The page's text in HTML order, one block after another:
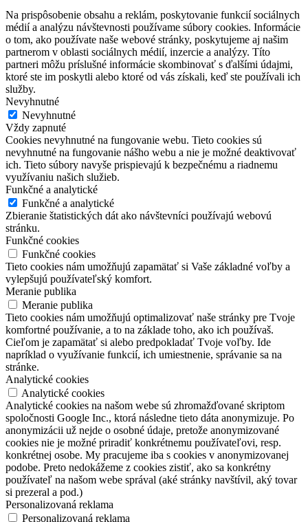
Na prispôsobenie obsahu a reklám, poskytovanie funkcií sociálnych
médií a analýzu návštevnosti používame súbory cookies. Informácie
o tom, ako používate naše webové stránky, poskytujeme aj našim
partnerom v oblasti sociálnych médií, inzercie a analýzy. Títo
partneri môžu príslušné informácie skombinovať s ďalšími údajmi,
ktoré ste im poskytli alebo ktoré od vás získali, keď ste používali ich
služby.
Nevyhnutné
Nevyhnutné
Vždy zapnuté
Cookies nevyhnutné na fungovanie webu. Tieto cookies sú
nevyhnutné na fungovanie nášho webu a nie je možné deaktivovať
ich. Tieto súbory navyše prispievajú k bezpečnému a riadnemu
využívaniu našich služieb.
Funkčné a analytické
Funkčné a analytické
Zbieranie štatistických dát ako návštevníci používajú webovú
stránku.
Funkčné cookies
Funkčné cookies
Tieto cookies nám umožňujú zapamätať si Vaše základné voľby a
vylepšujú používateľský komfort.
Meranie publika
Meranie publika
Tieto cookies nám umožňujú optimalizovať naše stránky pre Tvoje
komfortné používanie, a to na základe toho, ako ich používaš.
Cieľom je zapamätať si alebo predpokladať Tvoje voľby. Ide
napríklad o využívanie funkcií, ich umiestnenie, správanie sa na
stránke.
Analytické cookies
Analytické cookies
Analytické cookies na našom webe sú zhromažďované skriptom
spoločnosti Google Inc., ktorá následne tieto dáta anonymizuje. Po
anonymizácii už nejde o osobné údaje, pretože anonymizované
cookies nie je možné priradiť konkrétnemu používateľovi, resp.
konkrétnej osobe. My pracujeme iba s cookies v anonymizovanej
podobe. Preto nedokážeme z cookies zistiť, ako sa konkrétny
používateľ na našom webe správal (aké stránky navštívil, aký tovar
si prezeral a pod.)
Personalizovaná reklama
Personalizovaná reklama